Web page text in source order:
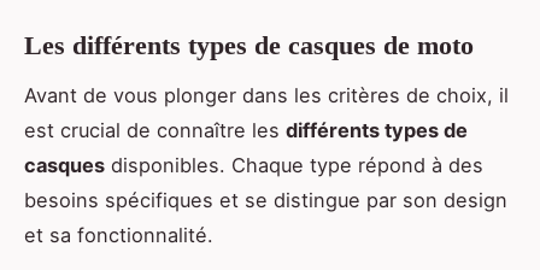
Les différents types de casques de moto
Avant de vous plonger dans les critères de choix, il
est crucial de connaître les différents types de
casques disponibles. Chaque type répond à des
besoins spécifiques et se distingue par son design
et sa fonctionnalité.